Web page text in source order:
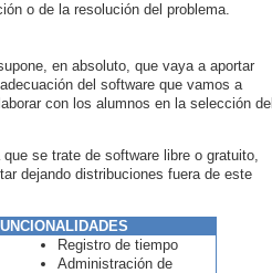
o de la resolución del problema.
en absoluto, que vaya a aportar
del software que vamos a
con los alumnos en la selección del
se trate de software libre o gratuito,
dejando distribuciones fuera de este
Registro de tiempo
Administración de